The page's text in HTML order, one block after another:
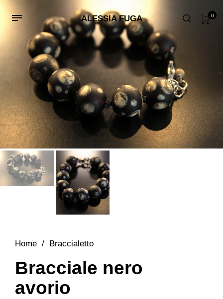
ALESSIA FUGA 0
Home / Braccialetto
Bracciale nero
avorio